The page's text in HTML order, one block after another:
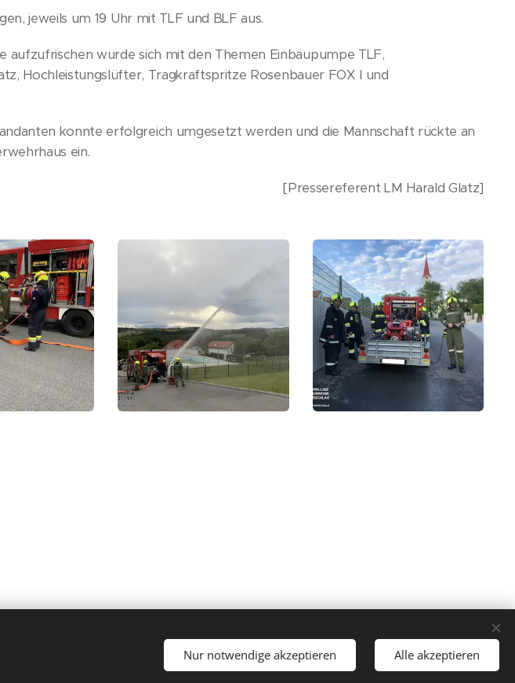
jeweils um 19 Uhr mit TLF und BLF aus.
aufzufrischen wurde sich mit den Themen Einbaupumpe TLF,
Hochleistungslüfter, Tragkraftspritze Rosenbauer FOX I und
konnte erfolgreich umgesetzt werden und die Mannschaft rückte an
ein.
[Pressereferent LM Harald Glatz]
Nur notwendige akzeptieren Alle akzeptieren